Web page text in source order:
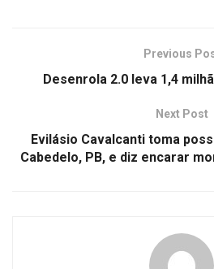
Previous
Desenrola 2.0 leva 1,4
Next Post
Evilásio Cavalcanti toma
Cabedelo, PB, e diz encarar